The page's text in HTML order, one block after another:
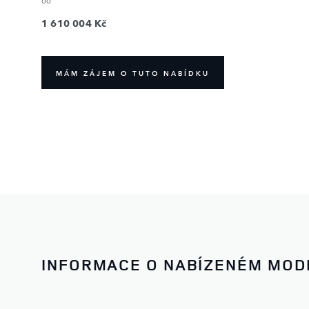
1 610 004 Kč
MÁM ZÁJEM O TUTO NABÍDKU
INFORMACE O NABÍZENÉM